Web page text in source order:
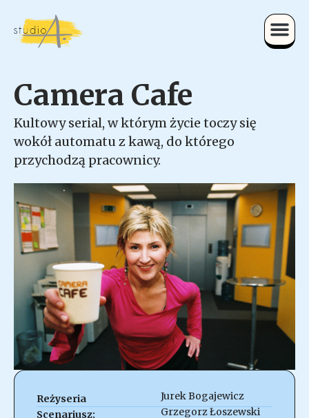
Camera Cafe
Kultowy serial, w którym życie toczy się
wokół automatu z kawą, do którego
przychodzą pracownicy.
Reżyseria
Jurek Bogajewicz
Scenariusz:
Grzegorz Łoszewski